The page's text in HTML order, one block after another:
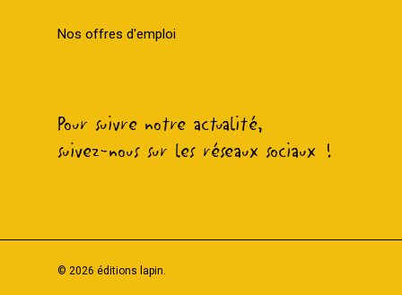
Nos offres d'emploi
Pour suivre notre actualité,
suivez-nous sur les réseaux sociaux !
© 2026 éditions lapin.